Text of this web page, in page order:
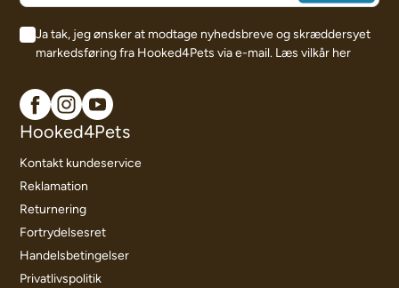
Ja tak, jeg ønsker at modtage nyhedsbreve og skræddersyet
markedsføring fra Hooked4Pets via e-mail. Læs vilkår her
Hooked4Pets
Kontakt kundeservice
Reklamation
Returnering
Fortrydelsesret
Handelsbetingelser
Privatlivspolitik